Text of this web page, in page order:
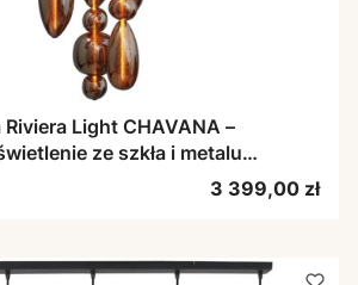
Light CHAVANA –
ze szkła i metalu
Cena
3 399,00 zł